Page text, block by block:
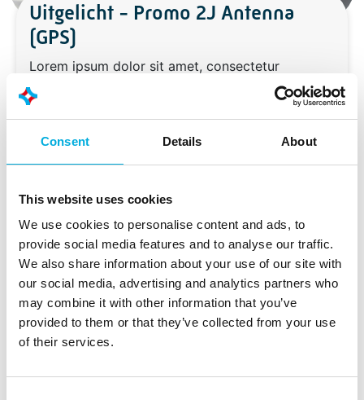
Consent Details About
This website uses cookies
We use cookies to personalise content and ads, to
provide social media features and to analyse our traffic.
We also share information about your use of our site with
our social media, advertising and analytics partners who
may combine it with other information that you’ve
provided to them or that they’ve collected from your use
of their services.
Uitgelicht - Promo 2J Antenna
(GPS)
Lorem ipsum dolor sit amet, consectetur
adipiscing elit. Suspendisse sed dui vel erat
elementum feugiat vel nec nibh. Suspendisse
aliquet, metus non tincidunt semper, metus ligula
euismod ante, id dapibus sem augue ut lectus.
Donec volutpat tincidunt metus nec fringilla.
amet, accumsan orci. Ut sit amet varius lectus, in
malesuada tortor. Mauris mollis orci ac lorem
tincidunt egestas. Suspendisse sollicitudin
eleifend ipsum at auctor. Donec diam velit,
facilisis at tincidunt et, interdum nec ligula.
Pellentesque ac scelerisque eros. Nullam at ante
ultrices, semper augue ac, interdum dui.
Maecenas eu dignissim odio.
Duis ac faucibus lectus. Vestibulum ante ipsum